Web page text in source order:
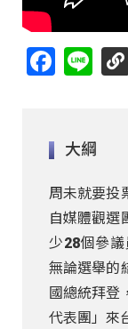
Facebook
Line
大綱
周未就要投
自媒體觀選
少28個參
無論選舉的
國總統拜登
代表團」來